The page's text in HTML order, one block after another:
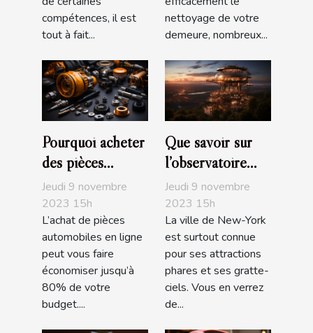
compétences, il est
tout à fait...
nettoyage de votre
demeure, nombreux...
Pourquoi acheter
des pièces
automobiles en
ligne ?
Jeudi 9 novembre
2023 15h
L’achat de pièces
automobiles en ligne
peut vous faire
économiser jusqu’à
80% de votre
budget....
Que savoir sur
l’observatoire
The Edge de
NYC ?
Jeudi 9 novembre
2023 15h
La ville de New-York
est surtout connue
pour ses attractions
phares et ses gratte-
ciels. Vous en verrez
de...